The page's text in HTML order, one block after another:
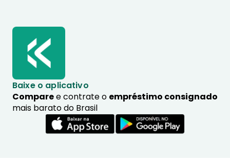
Baixe o aplicativo
Comparee contrate o empréstimo consignado
mais barato do Brasil